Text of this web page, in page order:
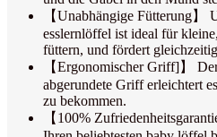
【Unabhängige Fütterung】
esslernlöffel ist ideal für
füttern, und fördert
【Ergonomischer Griff]】
abgerundete Griff erleichtert
zu bekommen.
【100%